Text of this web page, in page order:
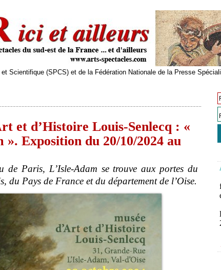
Scientifique (SPCS) et de la Fédération Nationale de la Presse
et d’Histoire Louis-Senlecq : «
». Exposition du 20/10/2024 au
de Paris, L’Isle-Adam se trouve aux portes du
du Pays de France et du département de l’Oise.